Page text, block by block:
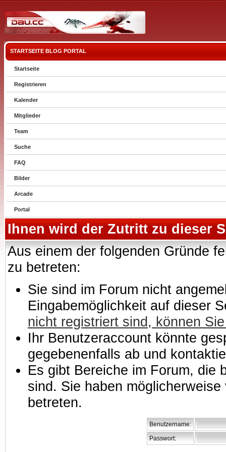
STARTSEITE BLOG PORTAL
Startseite
Registrieren
Kalender
Mitglieder
Team
Suche
FAQ
Bilder
Arcade
Portal
Ihnen wird der Zutritt zu dieser
Aus einem der folgenden Gründe
zu betreten:
Sie sind im Forum nicht
Eingabemöglichkeit auf dieser
nicht registriert sind, können
Ihr Benutzeraccount könnte
gegebenenfalls ab und
Es gibt Bereiche im Forum, die
sind. Sie haben
betreten.
Benutzername:
Passwort: